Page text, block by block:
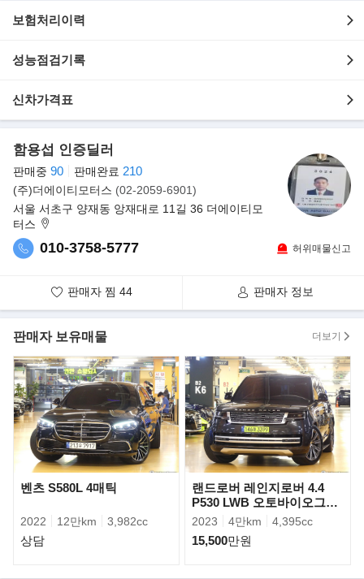
- 갈색바디+베이지시트
- 성능과 실용성을 모두잡은 프리미엄 6기통 SUV
▶포르쉐, 3세대 카이엔 공개..마칸·파나메라 디자인..
가량 무게를 감량했다. 전체 크기는 63mm 늘어났고 지붕은 9mm
낮아져 날렵한 인상을 주며, 휠베이스는 이전과
동일하지만 리어 오버행은 약간 길어져 트렁크 공간을 추가로 100
리터 넓어진 700리터의 적재공간을 확보했다.
디자인 면에서 신형 카이엔은 마칸과 파나메라의 영향을 받았다.
차량 전방에는 매트릭 빔이 적용되었고, 프론트 그릴은 더욱 견고해
진 느낌이다. 포르쉐는 신형 카이엔의
보험처리이력
성능점검기록
신차가격표
함용섭 인증딜러
판매중 90 판매완료 210
(주)더에이티모터스 (02-2059-6901)
서울 서초구 양재동 앙재대로 11길 36 더에이티모
터스
010-3758-5777 허위매물신고
판매자 찜 44 판매자 정보
판매자 보유매물 더보기
벤츠 S580L 4매틱
2022 12만km 3,982cc
상담
랜드로버 레인지로버 4.4
P530 LWB 오토바이오그래
피
2023 4만km 4,395cc
15,500만원